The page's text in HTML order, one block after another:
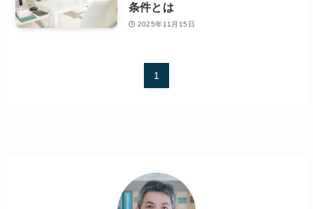
条件とは
2025年11月15日
1